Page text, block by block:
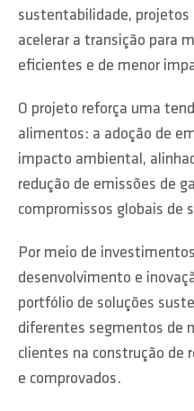
sustentabilidade,
acelerar a transição para
eficientes e de menor
O projeto reforça uma
alimentos: a adoção de
impacto ambiental,
redução de emissões de
compromissos globais de
Por meio de
desenvolvimento e
portfólio de soluções
diferentes segmentos de
clientes na construção de
e comprovados.